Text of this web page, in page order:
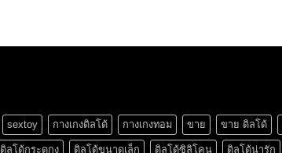
sextoy กางเกงดิลโด้ กางเกงทอม ขาย ขาย ดิลโด้
ดิลโด้กระดูกงู ดิลโด้ขนาดเล็ก ดิลโด้ซิลิโคน ดิลโด้น่ารัก